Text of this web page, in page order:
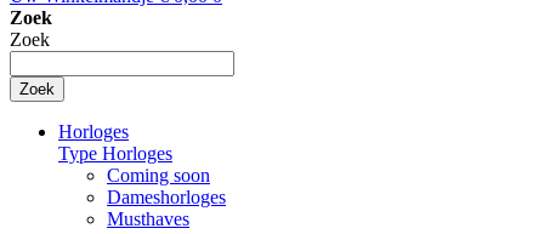
Zoek
Zoek
Zoek
Horloges
Type Horloges
Coming soon
Dameshorloges
Musthaves